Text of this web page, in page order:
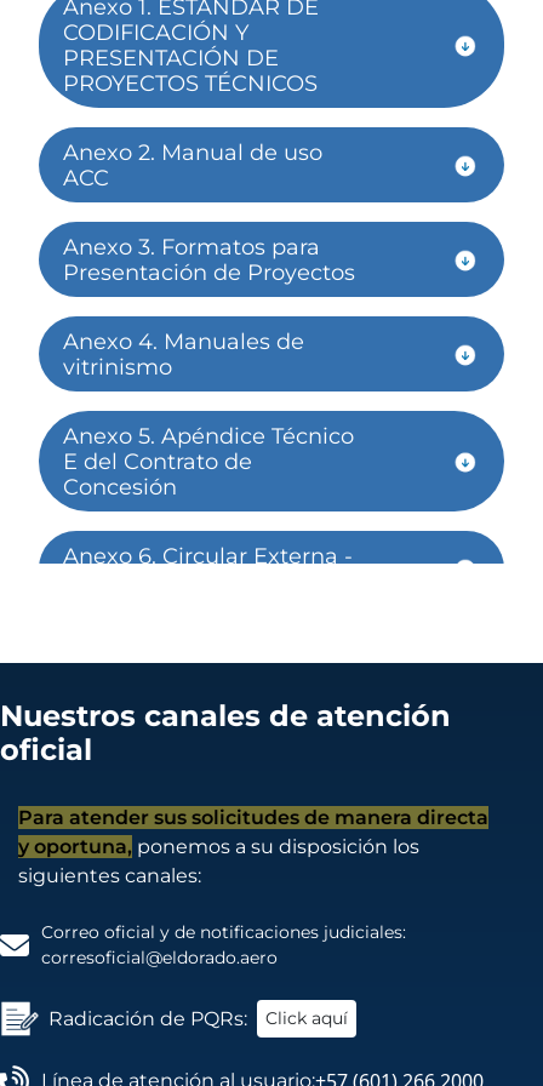
Anexo 1. ESTÁNDAR DE
CODIFICACIÓN Y
PRESENTACIÓN DE
PROYECTOS TÉCNICOS
Anexo 2. Manual de uso
ACC
Anexo 3. Formatos para
Presentación de Proyectos
Anexo 4. Manuales de
vitrinismo
Anexo 5. Apéndice Técnico
E del Contrato de
Concesión
Anexo 6. Circular Externa -
losas en sistema aporticado
y losas postensadas
el Aprovisionamiento,
Operación y
Mantenimiento de
Telecomunicaciones
Desactivación FADS
Nuestros canales de atención
oficial
Para atender sus solicitudes de manera directa
y oportuna, ponemos a su disposición los
siguientes canales:
Correo oficial y de notificaciones judiciales:
corresoficial@eldorado.aero
Radicación de PQRs: Click aquí
Línea de atención al usuario: